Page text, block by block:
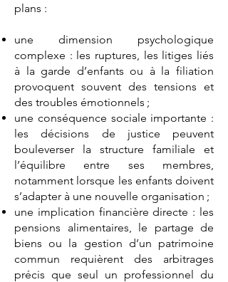
plans :
une dimension psychologique
complexe : les ruptures, les litiges liés
à la garde d’enfants ou à la filiation
provoquent souvent des tensions et
des troubles émotionnels ;
une conséquence sociale importante :
les décisions de justice peuvent
bouleverser la structure familiale et
l’équilibre entre ses membres,
notamment lorsque les enfants doivent
s’adapter à une nouvelle organisation ;
une implication financière directe : les
pensions alimentaires, le partage de
biens ou la gestion d’un patrimoine
commun requièrent des arbitrages
précis que seul un professionnel du